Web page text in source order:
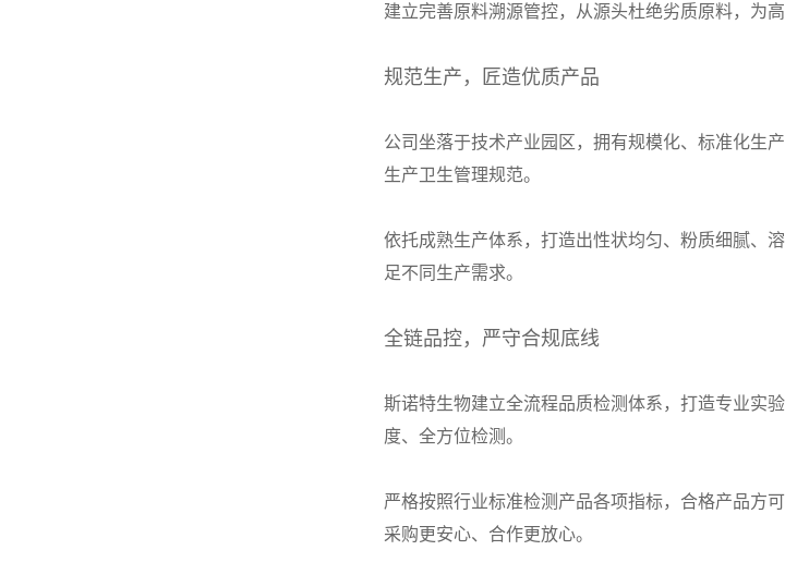
建立完善原料溯源管控，从源头杜绝劣质原料，为
规范生产，匠造优质产品
公司坐落于技术产业园区，拥有规模化、标准化生
生产卫生管理规范。
依托成熟生产体系，打造出性状均匀、粉质细腻、
足不同生产需求。
全链品控，严守合规底线
斯诺特生物建立全流程品质检测体系，打造专业实
度、全方位检测。
严格按照行业标准检测产品各项指标，合格产品方
采购更安心、合作更放心。